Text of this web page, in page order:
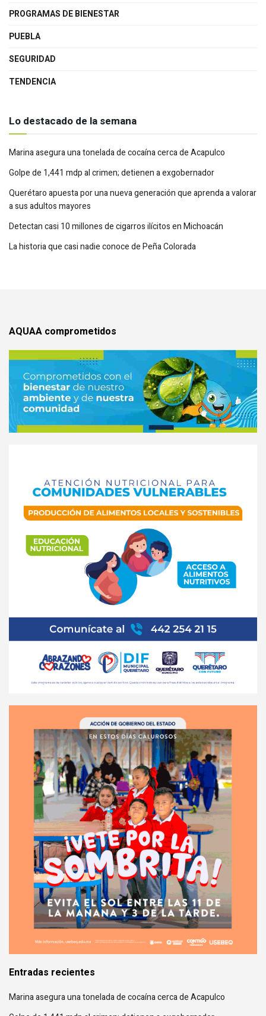
PROGRAMAS DE BIENESTAR
PUEBLA
SEGURIDAD
TENDENCIA
Lo destacado de la semana
Marina asegura una tonelada de cocaína cerca de Acapulco
Golpe de 1,441 mdp al crimen; detienen a exgobernador
Querétaro apuesta por una nueva generación que aprenda a valorar
a sus adultos mayores
Detectan casi 10 millones de cigarros ilícitos en Michoacán
La historia que casi nadie conoce de Peña Colorada
AQUAA comprometidos
Entradas recientes
Marina asegura una tonelada de cocaína cerca de Acapulco